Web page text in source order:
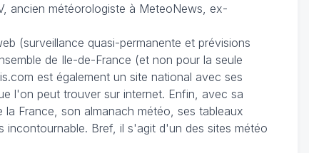
ancien météorologiste à MeteoNews, ex-
(surveillance quasi-permanente et prévisions
de Ile-de-France (et non pour la seule
est également un site national avec ses
l'on peut trouver sur internet. Enfin, avec sa
France, son almanach météo, ses tableaux
incontournable. Bref, il s'agit d'un des sites météo